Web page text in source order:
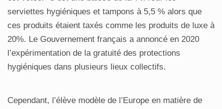
serviettes hygiéniques et tampons à 5,5 % alors que
ces produits étaient taxés comme les produits de luxe à
20%. Le Gouvernement français a annoncé en 2020
l’expérimentation de la gratuité des protections
hygiéniques dans plusieurs lieux collectifs.
Cependant, l’élève modèle de l’Europe en matière de